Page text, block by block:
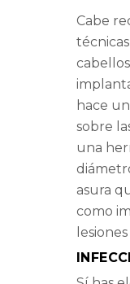
Cabe
hace
sobre
una
asura
como